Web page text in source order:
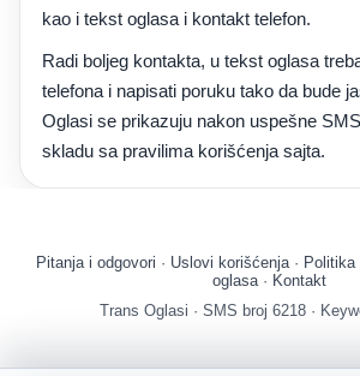
kao i tekst oglasa i kontakt telefon.
Radi boljeg kontakta, u tekst oglasa
telefona i napisati poruku tako da bude
Oglasi se prikazuju nakon uspešne
skladu sa pravilima korišćenja sajta.
Pitanja i odgovori · Uslovi korišćenja· Politika
oglasa· Kontakt
Trans Oglasi · SMS broj 6218 ·